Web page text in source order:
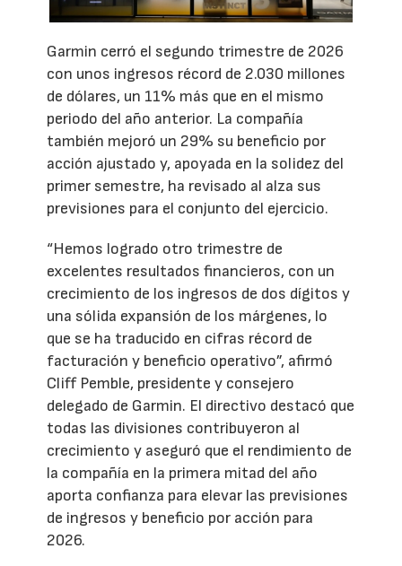
Garmin cerró el segundo trimestre de 2026
con unos ingresos récord de 2.030 millones
de dólares, un 11% más que en el mismo
periodo del año anterior. La compañía
también mejoró un 29% su beneficio por
acción ajustado y, apoyada en la solidez del
primer semestre, ha revisado al alza sus
previsiones para el conjunto del ejercicio.
“Hemos logrado otro trimestre de
excelentes resultados financieros, con un
crecimiento de los ingresos de dos dígitos y
una sólida expansión de los márgenes, lo
que se ha traducido en cifras récord de
facturación y beneficio operativo”, afirmó
Cliff Pemble, presidente y consejero
delegado de Garmin. El directivo destacó que
todas las divisiones contribuyeron al
crecimiento y aseguró que el rendimiento de
la compañía en la primera mitad del año
aporta confianza para elevar las previsiones
de ingresos y beneficio por acción para
2026.